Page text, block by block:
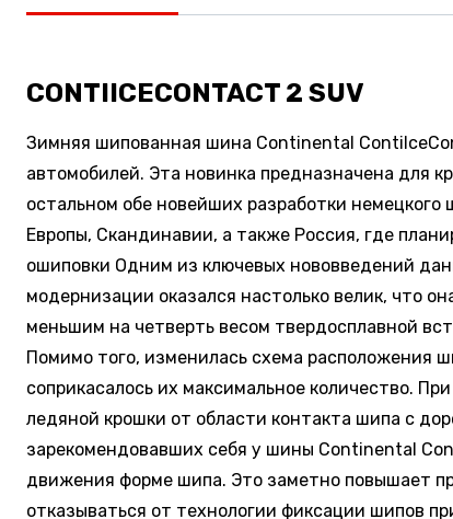
CONTIICECONTACT 2 SUV
Зимняя шипованная шина Continental
автомобилей. Эта новинка предназначена для
остальном обе новейших разработки
Европы, Скандинавии, а также Россия, где
ошиповки Одним из ключевых нововведений
модернизации оказался настолько велик, что
меньшим на четверть весом твердосплавной
Помимо того, изменилась схема расположения
соприкасалось их максимальное количество.
ледяной крошки от области контакта шипа с
зарекомендовавших себя у шины Continental
движения форме шипа. Это заметно повышает
отказываться от технологии фиксации шипов